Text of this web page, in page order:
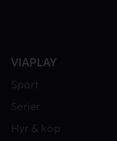
VIAPLAY
Sport
Serier
Hyr & köp